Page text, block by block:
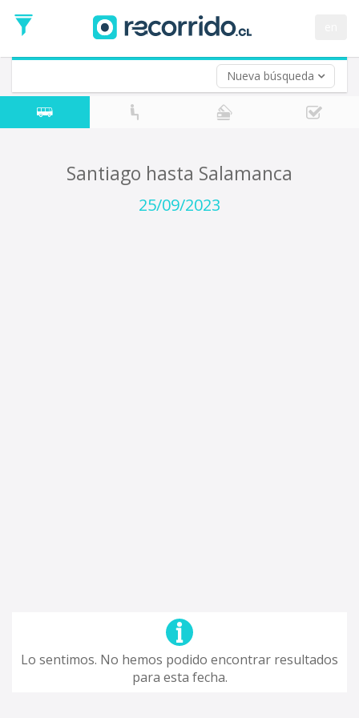
Nueva búsqueda
de
Ida
Vuelta (opcional)
Fecha
de
Santiago hasta Salamanca
25/09/2023
Lo sentimos. No hemos podido encontrar resultados
para esta fecha.